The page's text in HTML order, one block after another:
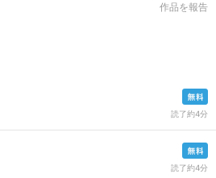
作品を報告
読了約4分
読了約4分